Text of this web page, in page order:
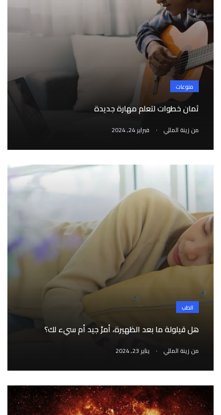
منوعات
ثمان خطوات لتعلم مهارة جديدة
من زينة المللي . فبراير 24, 2024
الطب
هل قيلولة ما بعد الظهيرة، أمرٌ جيد أم سيء لك؟
من زينة المللي . يناير 23, 2024